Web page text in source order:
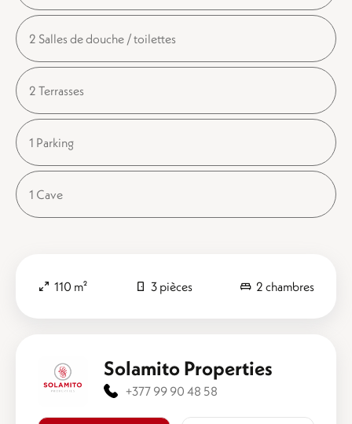
2 Salles de douche / toilettes
2 Terrasses
1 Parking
1 Cave
110 m² 3 pièces 2 chambres
Solamito Properties
+377 99 90 48 58